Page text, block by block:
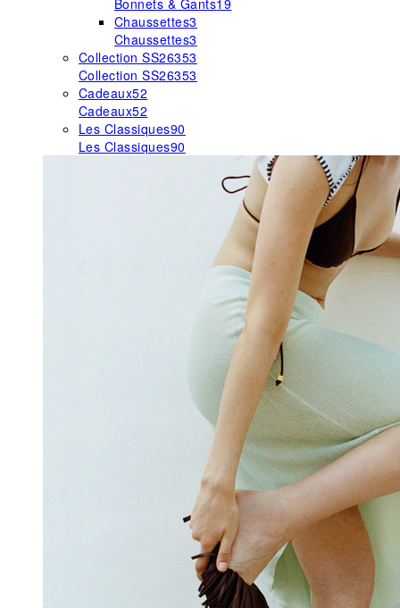
Bonnets & Gants19
Chaussettes3
Chaussettes3
Collection SS26353
Collection SS26353
Cadeaux52
Cadeaux52
Les Classiques90
Les Classiques90